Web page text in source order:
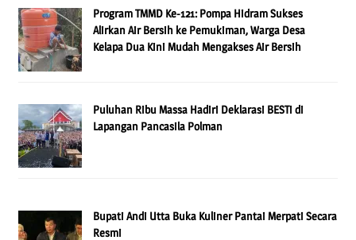
Program TMMD Ke-121: Pompa Hidram Sukses
Alirkan Air Bersih ke Pemukiman, Warga Desa
Kelapa Dua Kini Mudah Mengakses Air Bersih
Puluhan Ribu Massa Hadiri Deklarasi BESTi di
Lapangan Pancasila Polman
Bupati Andi Utta Buka Kuliner Pantai Merpati Secara
Resmi